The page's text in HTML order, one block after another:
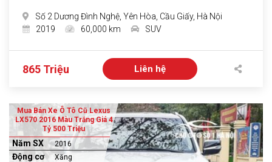
Số 2 Dương Đình Nghệ, Yên Hòa, Cầu Giấy, Hà Nội
2019
60,000 km SUV
865 Triệu Liên hệ
Mua Bán Xe Ô Tô Cũ Lexus
LX570 2016 Màu Trắng Giá 4
Tỷ 500 Triệu
Năm SX 2016
Động cơ Xăng